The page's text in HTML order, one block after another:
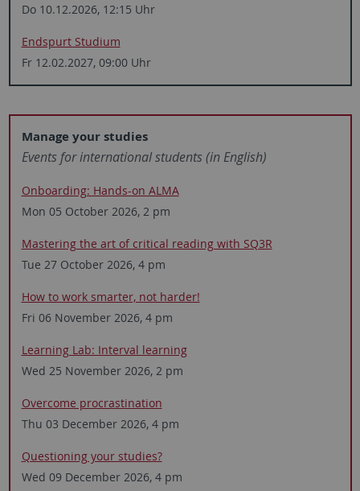
Do 10.12.2026, 12:15 Uhr
Endspurt Studium
Fr 12.02.2027, 09:00 Uhr
Manage your studies
Events for ­inter­national students ­(in English)
Onboarding: Hands-on ALMA
Mon 05 October 2026, 2 pm
Mastering the art of critical reading with SQ3R
Tue 27 October 2026, 4 pm
How to work smarter, ­not harder!
Fri 06 November 2026, 4 pm
Learning Lab: ­Interval learning
Wed 25 November 2026, 2 pm
Overcome procrastination
Thu 03 December 2026, 4 pm
Questioning your studies?
Wed 09 December 2026, 4 pm